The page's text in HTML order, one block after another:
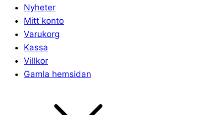
Nyheter
Mitt konto
Varukorg
Kassa
Villkor
Gamla hemsidan